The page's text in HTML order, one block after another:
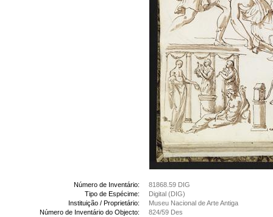
Número de Inventário:
81868.59 DIG
Tipo de Espécime:
Digital (DIG)
Instituição / Proprietário:
Museu Nacional de Arte Antiga
Número de Inventário do Objecto:
824/59 Des